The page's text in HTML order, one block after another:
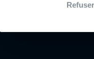
Refuser